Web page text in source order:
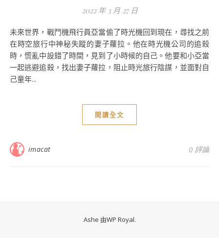
2022 年 3 月 27 日
未來世界，戰鬥機飛行員亞當偷了時光機回到現在，尋找之前
在時空旅行中神秘失蹤的妻子蘿拉。他在時光機公司的追殺
時，慌亂中設錯了時間，見到了小時候的自己。他要和小亞當
一起逃避追殺，找出妻子蘿拉，阻止時光旅行陰謀，並面對自
己童年...
閱讀全文
imacat 0 評論
Ashe 由WP Royal.